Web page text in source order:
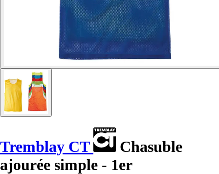
Tremblay CT
Chasuble
ajourée simple - 1er